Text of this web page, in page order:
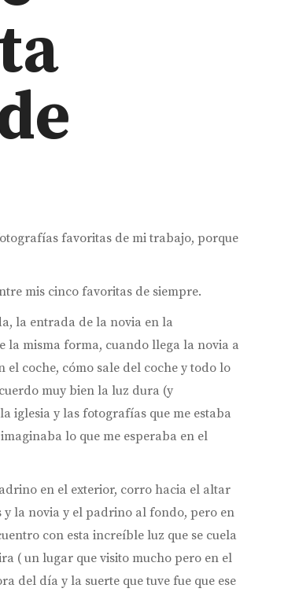
favoritas de mi trabajo, porque
mis cinco favoritas de siempre.
la entrada de la novia en la
la misma forma, cuando llega la novia a
coche, cómo sale del coche y todo lo
muy bien la luz dura (y
iglesia y las fotografías que me estaba
lo que me esperaba en el
en el exterior, corro hacia el altar
la novia y el padrino al fondo, pero en
con esta increíble luz que se cuela
( un lugar que visito mucho pero en el
del día y la suerte que tuve fue que ese